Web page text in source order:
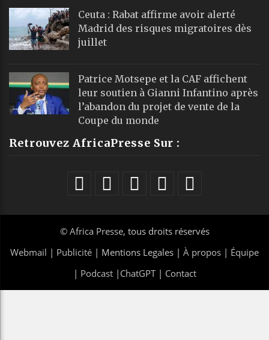
Ceuta : Rabat affirme avoir alerté
Madrid des risques migratoires dès
juillet
Patrice Motsepe et la CAF affichent
leur soutien à Gianni Infantino après
l’abandon du projet de vente de la
Coupe du monde
Retrouvez AfricaPresse Sur :
© Africa Presse, tous droits réservés
Webmail | Publicité | Mentions Legales | À propos | Équipe
| Podcast| ChatGPT| Contact